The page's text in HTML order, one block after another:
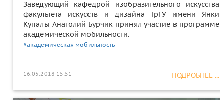
Заведующий кафедрой изобразительного искусства
факультета искусств и дизайна ГрГУ имени Янки
Купалы Анатолий Бурчик принял участие в программе
академической мобильности.
#академическая мобильность
ПОДРОБНЕЕ ...
16.05.2018 15:51